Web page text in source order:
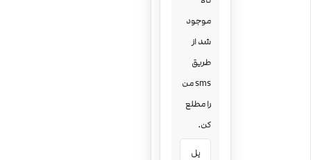
موجود
شد از
طریق
sms من
را مطلع
کن.